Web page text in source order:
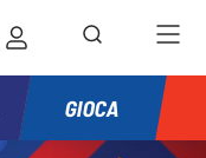
GIOCA